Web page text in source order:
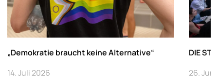
„Demokratie braucht keine Alternative“
14. Juli 2026
DIE
26.